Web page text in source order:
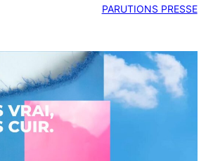
PARUTIONS PRESSE